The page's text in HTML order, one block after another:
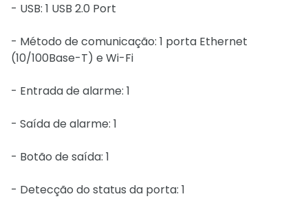
- USB: 1 USB 2.0 Port
- Método de comunicação: 1 porta Ethernet
(10/100Base-T) e Wi-Fi
- Entrada de alarme: 1
- Saída de alarme: 1
- Botão de saída: 1
- Detecção do status da porta: 1